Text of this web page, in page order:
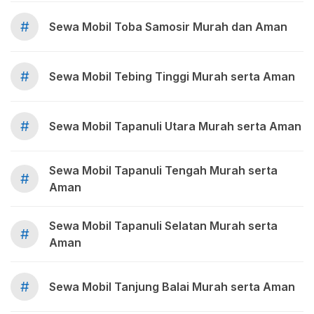
# Sewa Mobil Toba Samosir Murah dan Aman
# Sewa Mobil Tebing Tinggi Murah serta Aman
# Sewa Mobil Tapanuli Utara Murah serta Aman
#
Sewa Mobil Tapanuli Tengah Murah serta
Aman
#
Sewa Mobil Tapanuli Selatan Murah serta
Aman
# Sewa Mobil Tanjung Balai Murah serta Aman